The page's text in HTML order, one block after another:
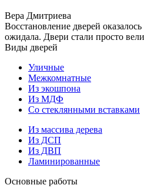
Вера Дмитриева
Восстановление дверей
ожидала. Двери стали просто
Виды дверей
Уличные
Межкомнатные
Из экошпона
Из МДФ
Со стеклянными вставками
Из массива дерева
Из ДСП
Из ДВП
Ламинированные
Основные работы